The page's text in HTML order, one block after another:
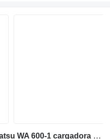
Bloque de motor para Komatsu WA 600-1 cargadora de ruedas